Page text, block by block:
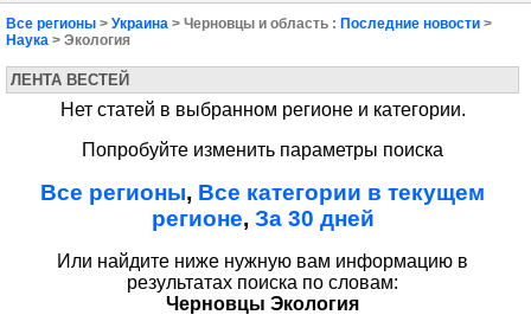
Все регионы > Украина > Черновцы и область : Последние новости >
Наука > Экология
ЛЕНТА ВЕСТЕЙ
Нет статей в выбранном регионе и категории.
Попробуйте изменить параметры поиска
Все регионы, Все категории в текущем
регионе, За 30 дней
Или найдите ниже нужную вам информацию в
результатах поиска по словам:
Черновцы Экология